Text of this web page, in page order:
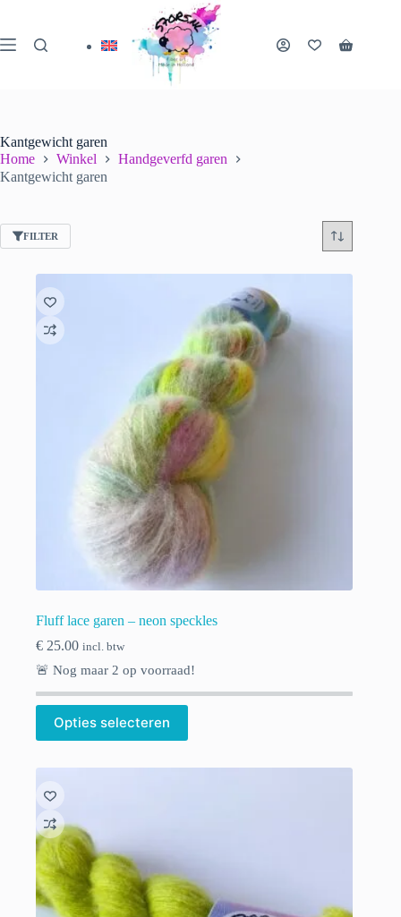
de
inhoud
Kantgewicht garen
Home
Winkel
Handgeverfd garen
Kantgewicht garen
FILTER
Fluff lace garen – neon speckles
€ 25.00 incl. btw
🚨 Nog maar 2 op voorraad!
Opties selecteren